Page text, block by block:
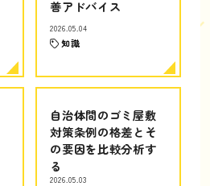
善アドバイス
2026.05.04
知識
自治体間のゴミ屋敷
対策条例の格差とそ
の要因を比較分析す
る
2026.05.03